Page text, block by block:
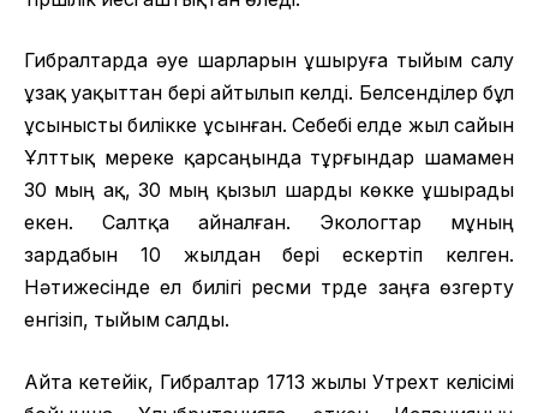
Гибралтарда әуе шарларын ұшыруға тыйым салу
ұзақ уақыттан бері айтылып келді. Белсенділер бұл
ұсынысты билікке ұсынған. Себебі елде жыл сайын
Ұлттық мереке қарсаңында тұрғындар шамамен
30 мың ақ, 30 мың қызыл шарды көкке ұшырады
екен. Салтқа айналған. Экологтар мұның
зардабын 10 жылдан бері ескертіп келген.
Нәтижесінде ел билігі ресми түрде заңға өзгерту
енгізіп, тыйым салды.
Айта кетейік, Гибралтар 1713 жылы Утрехт келісімі